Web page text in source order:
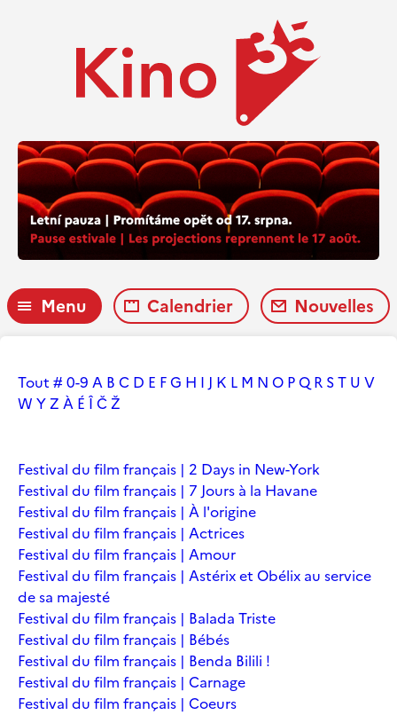
Menu Calendrier Nouvelles
Tout # 0-9 A B C D E FG H I J K L M N O PQ R ST U V
W YZ À É ÎČŽ
Festival du film français | 2 Days in New-York
Festival du film français | 7 Jours à la Havane
Festival du film français | À l'origine
Festival du film français | Actrices
Festival du film français | Amour
Festival du film français | Astérix et Obélix au service
de sa majesté
Festival du film français | Balada Triste
Festival du film français | Bébés
Festival du film français | Benda Bilili !
Festival du film français | Carnage
Festival du film français | Coeurs